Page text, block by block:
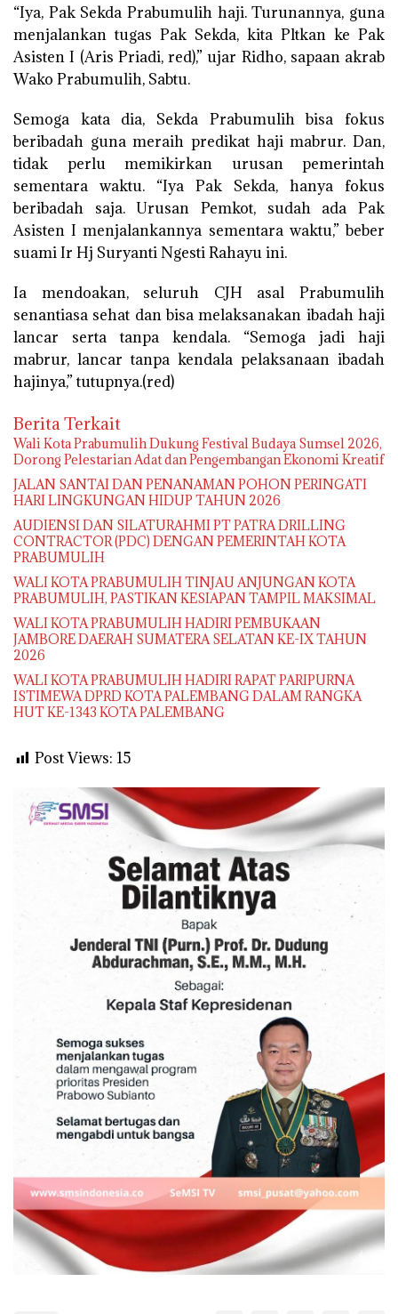
“Iya, Pak Sekda Prabumulih haji. Turunannya, guna
menjalankan tugas Pak Sekda, kita Pltkan ke Pak
Asisten I (Aris Priadi, red),” ujar Ridho, sapaan akrab
Wako Prabumulih, Sabtu.
Semoga kata dia, Sekda Prabumulih bisa fokus
beribadah guna meraih predikat haji mabrur. Dan,
tidak perlu memikirkan urusan pemerintah
sementara waktu. “Iya Pak Sekda, hanya fokus
beribadah saja. Urusan Pemkot, sudah ada Pak
Asisten I menjalankannya sementara waktu,” beber
suami Ir Hj Suryanti Ngesti Rahayu ini.
Ia mendoakan, seluruh CJH asal Prabumulih
senantiasa sehat dan bisa melaksanakan ibadah haji
lancar serta tanpa kendala. “Semoga jadi haji
mabrur, lancar tanpa kendala pelaksanaan ibadah
hajinya,” tutupnya.(red)
Berita Terkait
Wali Kota Prabumulih Dukung Festival Budaya Sumsel 2026,
Dorong Pelestarian Adat dan Pengembangan Ekonomi Kreatif
JALAN SANTAI DAN PENANAMAN POHON PERINGATI
HARI LINGKUNGAN HIDUP TAHUN 2026
AUDIENSI DAN SILATURAHMI PT PATRA DRILLING
CONTRACTOR (PDC) DENGAN PEMERINTAH KOTA
PRABUMULIH
WALI KOTA PRABUMULIH TINJAU ANJUNGAN KOTA
PRABUMULIH, PASTIKAN KESIAPAN TAMPIL MAKSIMAL
WALI KOTA PRABUMULIH HADIRI PEMBUKAAN
JAMBORE DAERAH SUMATERA SELATAN KE-IX TAHUN
2026
WALI KOTA PRABUMULIH HADIRI RAPAT PARIPURNA
ISTIMEWA DPRD KOTA PALEMBANG DALAM RANGKA
HUT KE-1343 KOTA PALEMBANG
Post Views: 15